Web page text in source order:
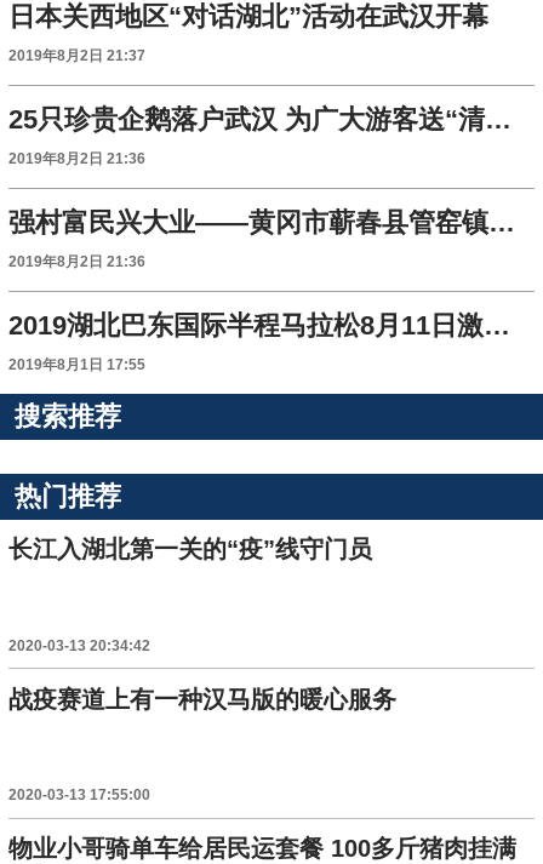
日本关西地区“对话湖北”活动在武汉开幕
2019年8月2日 21:37
25只珍贵企鹅落户武汉 为广大游客送“清凉福利“
2019年8月2日 21:36
强村富民兴大业——黄冈市蕲春县管窑镇蕲艾“村长工程”三年实践观察
2019年8月2日 21:36
2019湖北巴东国际半程马拉松8月11日激情开跑
2019年8月1日 17:55
搜索推荐
热门推荐
长江入湖北第一关的“疫”线守门员
2020-03-13 20:34:42
战疫赛道上有一种汉马版的暖心服务
2020-03-13 17:55:00
物业小哥骑单车给居民运套餐 100多斤猪肉挂满